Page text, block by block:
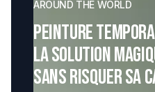
AROUND THE WORLD
Peinture
la solution
sans risquer sa